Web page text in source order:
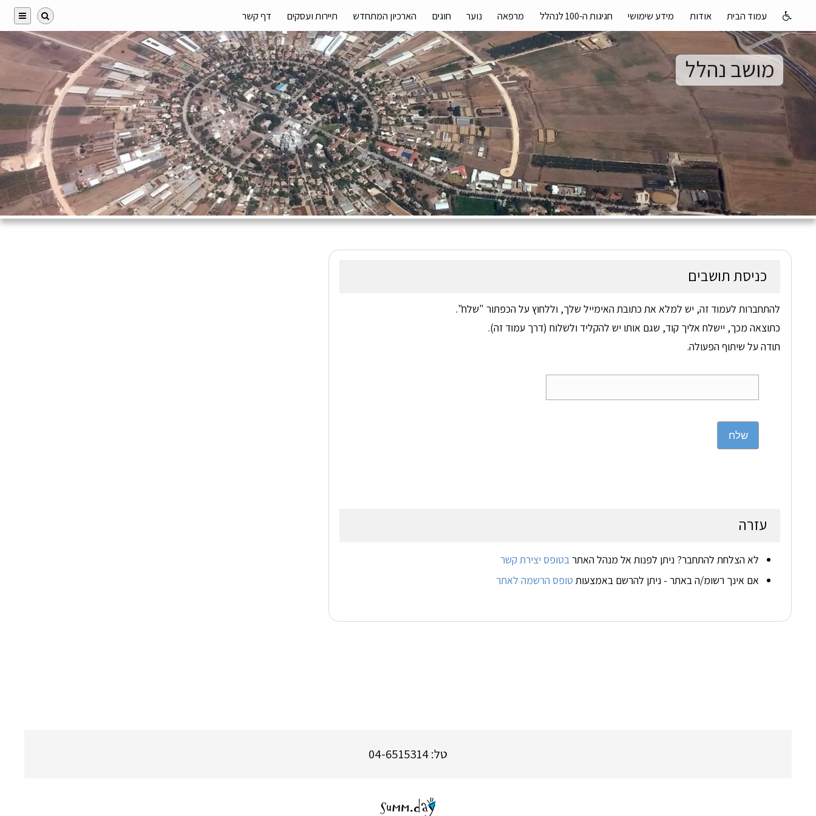
עמוד הבית אודות מידע שימושי חגיגות ה-100 לנהלל מרפאה נוער חוגים הארכיון המתחדש תיירות ועסקים דף קשר
מושב נהלל
כניסת תושבים
להתחברות לעמוד זה, יש למלא את כתובת האימייל שלך, וללחוץ על הכפתור "שלח".
כתוצאה מכך, יישלח אליך קוד, שגם אותו יש להקליד ולשלוח (דרך עמוד זה).
תודה על שיתוף הפעולה.
שלח
עזרה
לא הצלחת להתחבר? ניתן לפנות אל מנהל האתרבטופס יצירת קשר
אם אינך רשומ/ה באתר - ניתן להרשם באמצעות טופס הרשמה לאתר
טל: 04-6515314